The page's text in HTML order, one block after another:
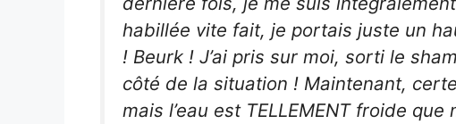
habillée vite fait, je portais juste un
! Beurk ! J’ai pris sur moi, sorti le
côté de la situation ! Maintenant,
mais l’eau est TELLEMENT froide